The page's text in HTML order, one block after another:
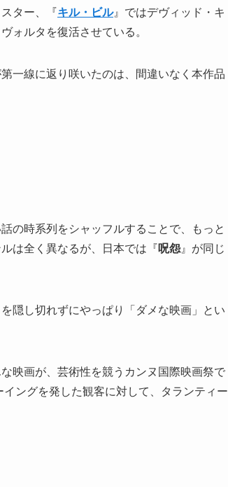
ター、『キル・ビル』ではデヴィッド・キ
ォルタを復活させている。
一線に返り咲いたのは、間違いなく本作品
の時系列をシャッフルすることで、もっと
は全く異なるが、日本では『呪怨』が同じ
隠し切れずにやっぱり「ダメな映画」とい
映画が、芸術性を競うカンヌ国際映画祭で
ングを発した観客に対して、タランティー